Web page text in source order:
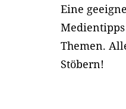
Eine
Themen.
Stöbern!